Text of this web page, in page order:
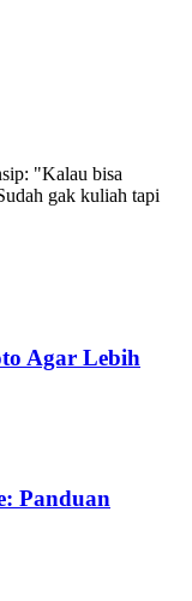
"Kalau bisa
gak kuliah tapi
Agar Lebih
Panduan